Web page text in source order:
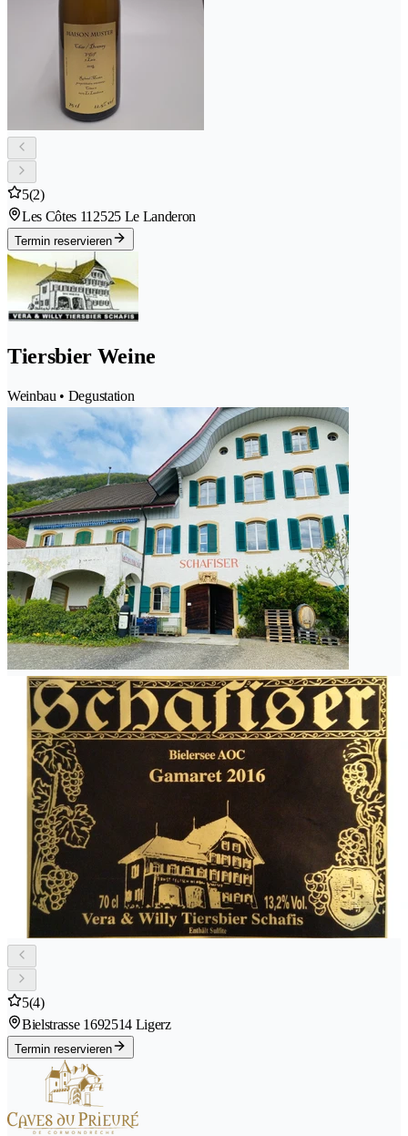
5(2)
Les Côtes 11 2525 Le Landeron
Termin reservieren
Tiersbier Weine
Weinbau • Degustation
5(4)
Bielstrasse 1692514 Ligerz
Termin reservieren